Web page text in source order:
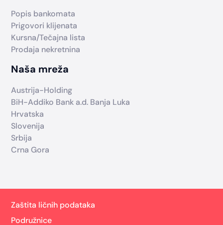
Popis bankomata
Prigovori klijenata
Kursna/Tečajna lista
Prodaja nekretnina
Naša mreža
Austrija-Holding
BiH-Addiko Bank a.d. Banja Luka
Hrvatska
Slovenija
Srbija
Crna Gora
Zaštita ličnih podataka
Podružnice